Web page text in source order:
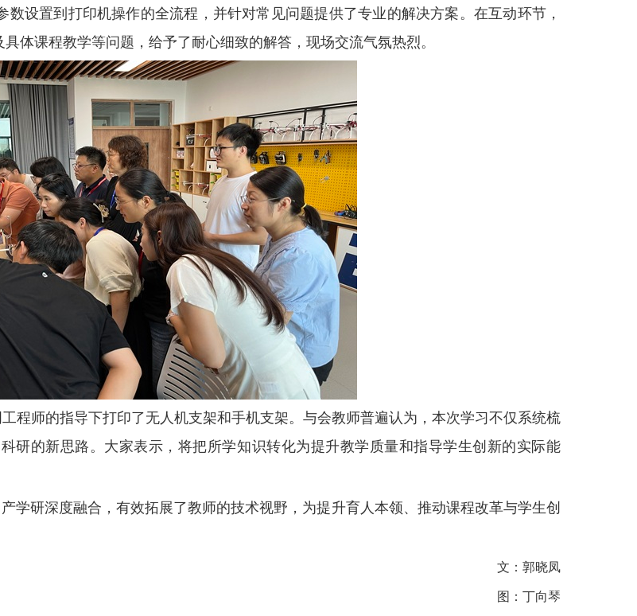
设置到打印机操作的全流程，并针对常见问题提供了专业的解决方案。在互动环节，
体课程教学等问题，给予了耐心细致的解答，现场交流气氛热烈。
程师的指导下打印了无人机支架和手机支架。与会教师普遍认为，本次学习不仅系统梳
研的新思路。大家表示，将把所学知识转化为提升教学质量和指导学生创新的实际能
学研深度融合，有效拓展了教师的技术视野，为提升育人本领、推动课程改革与学生创
文：郭晓凤
图：丁向琴